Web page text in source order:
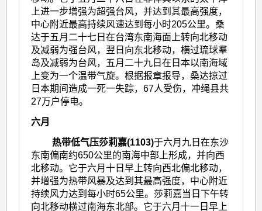
上进一步增强为超强台风，并达到其最高强度，
中心附近最高持续风速达到每小时205公里。桑
达于五月二十七日在台湾东南海面上转向北移动
及减弱为强台风，翌日向东北移动，横过琉球羣
岛及减弱为台风，五月二十九日在日本以南海域
上变为一个温带气旋。根据报章报导，桑达掠过
日本期间造成一死一失踪，67人受伤，冲绳县共
27万户停电。
六月
热带低气压莎莉嘉(1103)于六月九日在东沙
东南偏南约650公里的南海中部上形成，并向西
北移动。它于六月十日早上转向西北偏北移动，
并增强为热带风暴及达到其最高强度，中心附近
持续风力达到每小时65公里。莎莉嘉当日下午转
向北移动横过南海东北部。它于六月十一日早上